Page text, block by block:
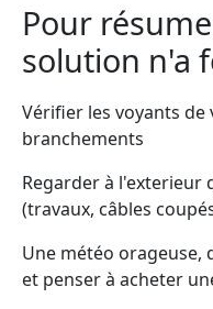
Pour
solution n'a
Vérifier les voyants de
branchements
Regarder à l'exterieur
(travaux, câbles
Une météo orageuse,
et penser à acheter